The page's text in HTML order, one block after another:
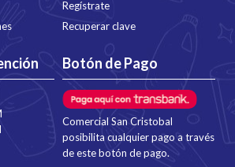
Regístrate
Recuperar clave
Botón de Pago
Comercial San Cristobal
posibilita cualquier pago a través
de este botón de pago.